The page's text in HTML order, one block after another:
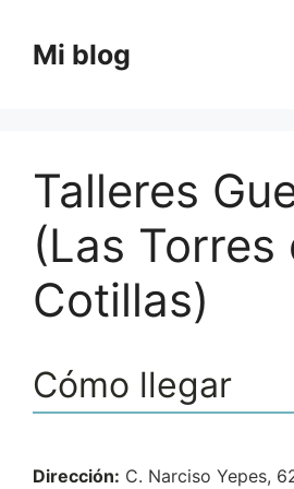
contenido
Mi blog
Talleres
(Las Torres
Cotillas)
Cómo llegar
Dirección: C. Narciso Yepes,